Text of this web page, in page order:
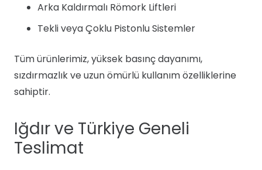
Arka Kaldırmalı Römork Liftleri
Tekli veya Çoklu Pistonlu Sistemler
Tüm ürünlerimiz, yüksek basınç dayanımı,
sızdırmazlık ve uzun ömürlü kullanım özelliklerine
sahiptir.
Iğdır ve Türkiye Geneli
Teslimat